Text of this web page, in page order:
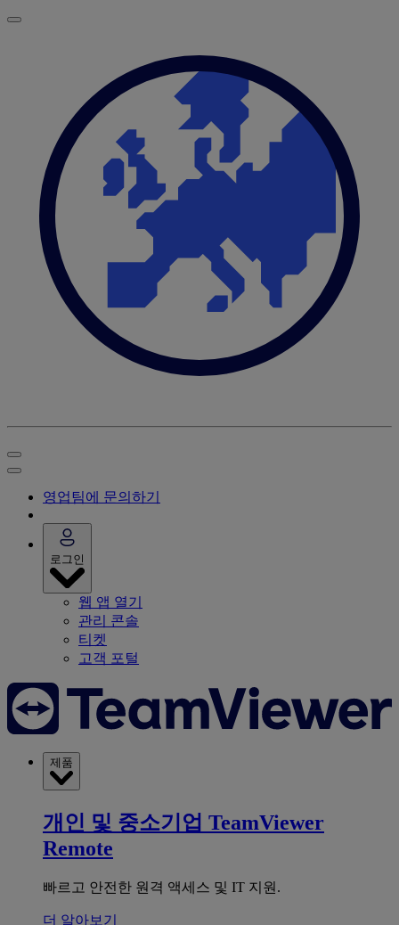
영업팀에 문의하기
로그인
웹 앱 열기
관리 콘솔
티켓
고객 포털
제품
개인 및 중소기업 TeamViewer
Remote
빠르고 안전한 원격 액세스 및 IT 지원.
더 알아보기